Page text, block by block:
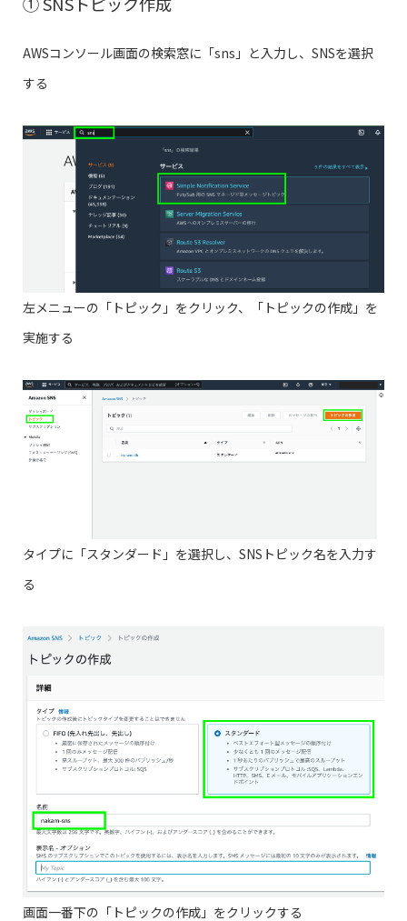
AWSコンソール画面の検索窓に「sns」と入力し、SNSを選択
する
左メニューの「トピック」をクリック、「トピックの作成」を
実施する
タイプに「スタンダード」を選択し、SNSトピック名を入力す
る
画面一番下の「トピックの作成」をクリックする